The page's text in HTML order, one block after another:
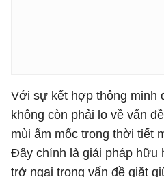
Với sự kết hợp thông minh
không còn phải lo về vấn
mùi ẩm mốc trong thời tiết
Đây chính là giải pháp hữu
trở ngại trong vấn đề giặt